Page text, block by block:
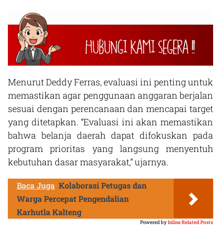
Menurut Deddy Ferras, evaluasi ini penting untuk
memastikan agar penggunaan anggaran berjalan
sesuai dengan perencanaan dan mencapai target
yang ditetapkan. “Evaluasi ini akan memastikan
bahwa belanja daerah dapat difokuskan pada
program prioritas yang langsung menyentuh
kebutuhan dasar masyarakat,” ujarnya.
Baca Juga Kolaborasi Petugas dan
Warga Percepat Pengendalian
Karhutla Kalteng
Powered byInline Related Posts